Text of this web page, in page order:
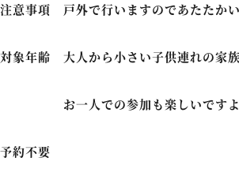
注意事項 戸外で行いますのであたたか
対象年齢 大人から小さい子供連れの家
お一人での参加も楽しいですよ
予約不要